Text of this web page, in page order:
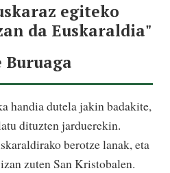
egiteko
da Euskaraldia"
Buruaga
handia dutela jakin badakite,
dituzten jarduerekin.
berotze lanak, eta
zuten San Kristobalen.